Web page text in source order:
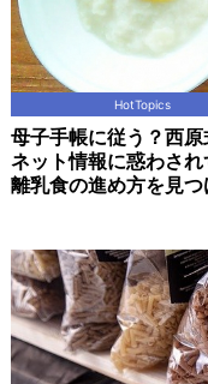
HotTopics
母子手帳に従う？西
ネット情報に惑わさ
離乳食の進め方を見つ